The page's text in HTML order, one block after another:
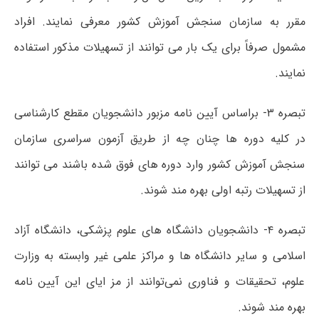
مقرر به سازمان سنجش آموزش کشور معرفی نمایند. افراد
مشمول صرفاً برای یک بار می توانند از تسهیلات مذکور استفاده
نمایند.
تبصره ۳- براساس آیین نامه مزبور دانشجویان مقطع کارشناسی
در کلیه دوره ها چنان چه از طریق آزمون سراسری سازمان
سنجش آموزش کشور وارد دوره های فوق شده باشند می توانند
از تسهیلات رتبه اولی بهره مند شوند.
تبصره ۴- دانشجویان دانشگاه های علوم پزشکی، دانشگاه آزاد
اسلامی و سایر دانشگاه ها و مراکز علمی غیر وابسته به وزارت
علوم، تحقیقات و فناوری نمی‌توانند از مز ایای این آیین نامه
بهره مند شوند.